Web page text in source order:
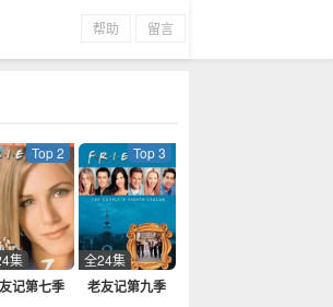
帮助 留言
记第七季
Top 2
集
老友记第九季
Top 3
全24集